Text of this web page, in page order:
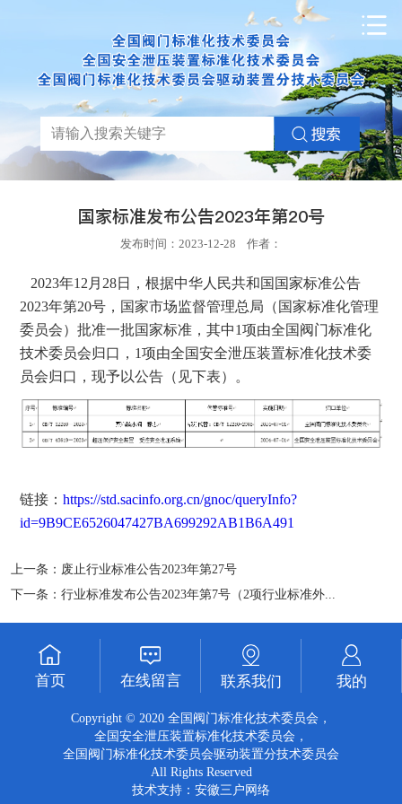
国家标准发布公告2023年第20号
发布时间：2023-12-28 作者：
2023年12月28日，根据中华人民共和国国家标准公告
2023年第20号，国家市场监督管理总局（国家标准化管理
委员会）批准一批国家标准，其中1项由全国阀门标准化
技术委员会归口，1项由全国安全泄压装置标准化技术委
员会归口，现予以公告（见下表）。
链接：https://std.sacinfo.org.cn/gnoc/queryInfo?
id=9B9CE6526047427BA699292AB1B6A491
上一条： 废止行业标准公告2023年第27号
下一条： 行业标准发布公告2023年第7号（2项行业标准外...
首页 在线留言 联系我们 我的
Copyright © 2020 全国阀门标准化技术委员会，
全国安全泄压装置标准化技术委员会，
全国阀门标准化技术委员会驱动装置分技术委员会
All Rights Reserved
技术支持： 安徽三户网络